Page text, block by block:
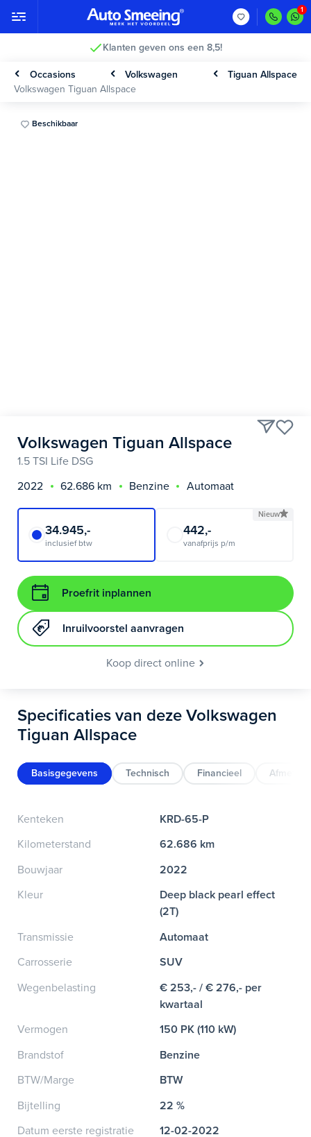
Klanten geven ons een 8,5!
Occasions Volkswagen
Tiguan Allspace
Volkswagen Tiguan Allspace
Beschikbaar
Volkswagen Tiguan Allspace
1.5 TSI Life DSG
2022
62.686 km Benzine Automaat
34.945,-
inclusief btw
Nieuw
442,-
vanafprijs p/m
Proefrit inplannen
Inruilvoorstel aanvragen
Koop direct online
Specificaties van deze Volkswagen
Tiguan Allspace
Basisgegevens Technisch Financieel
Kenteken
KRD-65-P
Kilometerstand
62.686 km
Bouwjaar
2022
Kleur
Deep black pearl effect
(2T)
Transmissie
Automaat
Carrosserie
SUV
Wegenbelasting
€ 253,- / € 276,- per
kwartaal
Vermogen
150 PK (110 kW)
Brandstof
Benzine
BTW/Marge
BTW
Bijtelling
22 %
Datum eerste registratie
12-02-2022